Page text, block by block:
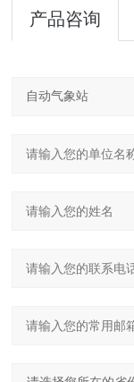
产品咨询